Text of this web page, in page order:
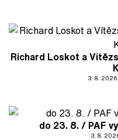
Richard Loskot a
3. 8. 2026
do 23. 8. / PAF
3. 8.